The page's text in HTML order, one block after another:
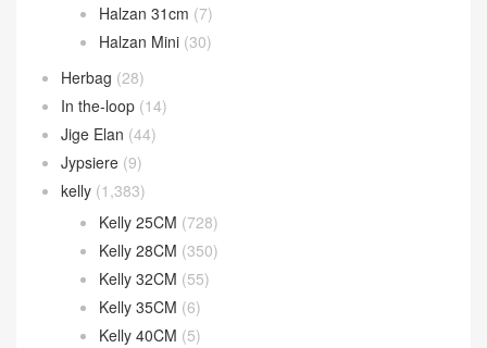
Halzan 31cm (7)
Halzan Mini (30)
Herbag (28)
In the-loop (14)
Jige Elan (44)
Jypsiere (9)
kelly (1,383)
Kelly 25CM (728)
Kelly 28CM (350)
Kelly 32CM (55)
Kelly 35CM (6)
Kelly 40CM (5)